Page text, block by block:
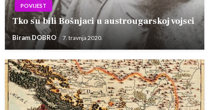
POVIJEST
Tko su bili Bošnjaci u austrougarskoj vojsci
Biram DOBRO 7. travnja 2020.